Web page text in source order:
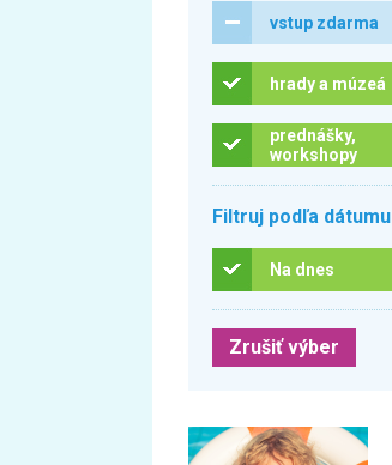
vstup zdarma
hrady a múzeá
prednášky,
workshopy
Filtruj podľa dátumu
Na dnes
Zrušiť výber